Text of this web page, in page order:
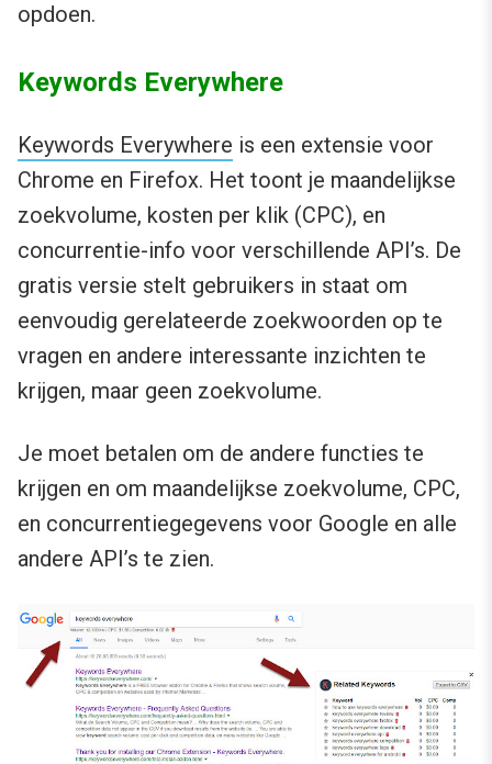
opdoen.
Keywords Everywhere
Keywords Everywhere is een extensie voor
Chrome en Firefox. Het toont je maandelijkse
zoekvolume, kosten per klik (CPC), en
concurrentie-info voor verschillende API’s. De
gratis versie stelt gebruikers in staat om
eenvoudig gerelateerde zoekwoorden op te
vragen en andere interessante inzichten te
krijgen, maar geen zoekvolume.
Je moet betalen om de andere functies te
krijgen en om maandelijkse zoekvolume, CPC,
en concurrentiegegevens voor Google en alle
andere API’s te zien.